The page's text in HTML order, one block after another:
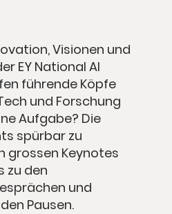
Visionen und
EY National AI
führende Köpfe
und Forschung
Aufgabe? Die
spürbar zu
grossen Keynotes
zu den
und
Pausen.